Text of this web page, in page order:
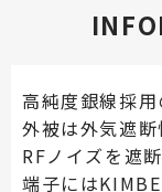
高純度銀線採
外被は外気遮
RFノイズを遮
端子には